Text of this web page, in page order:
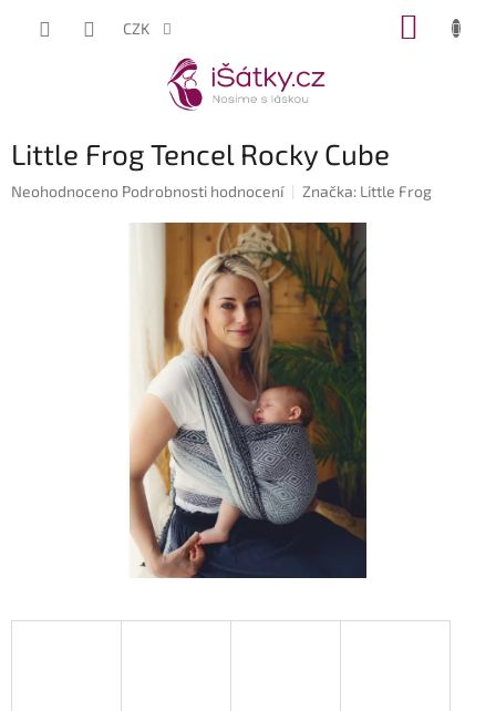
CZK
Little Frog Tencel Rocky Cube
Průměrné
Neohodnoceno Podrobnosti hodnocení Značka: Little Frog